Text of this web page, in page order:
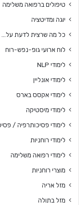
טיפולים ברפואה משלימה
יוגה ומדיטציה
כל מה שרצית לדעת על…
לוח ארועי גופ-נפש-רוח
לימודי NLP
לימודי אונליין
לימודי אקסס בארס
לימודי מיסטיקה
לימודי פסיכותרפיה /
לימודי רוחניות
לימודי רפואה משלימה
מוצרי רוחניות
מזל אריה
מזל בתולה